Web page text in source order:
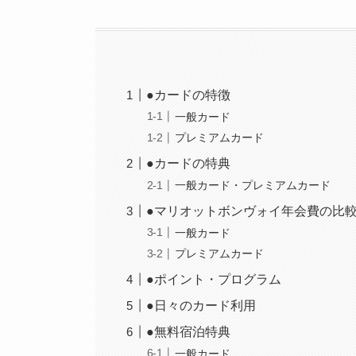
●カードの特徴
一般カード
プレミアムカード
●カードの特典
一般カード・プレミアムカード
●マリオットボンヴォイ年会費の比
一般カード
プレミアムカード
●ポイント・プログラム
●日々のカード利用
●無料宿泊特典
一般カード